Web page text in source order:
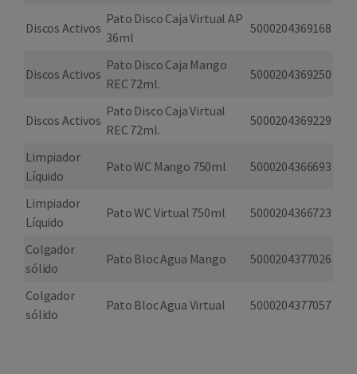
Discos Activos
Pato Disco Caja Virtual AP
36ml
5000204369168
Discos Activos
Pato Disco Caja Mango
REC 72ml.
5000204369250
Discos Activos
Pato Disco Caja Virtual
REC 72ml.
5000204369229
Limpiador
Líquido
Pato WC Mango 750ml 5000204366693
Limpiador
Líquido
Pato WC Virtual 750ml 5000204366723
Colgador
sólido
Pato Bloc Agua Mango 5000204377026
Colgador
sólido
Pato Bloc Agua Virtual 5000204377057